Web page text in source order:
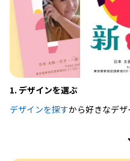
1. デザインを選ぶ
デザインを探すから好きなデザ